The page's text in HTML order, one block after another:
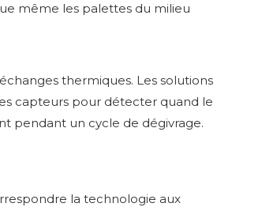
même les palettes du milieu
thermiques. Les solutions
capteurs pour détecter quand le
pendant un cycle de dégivrage.
la technologie aux